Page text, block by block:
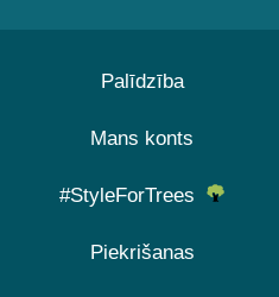
Palīdzība
Mans konts
#StyleForTrees
Piekrišanas